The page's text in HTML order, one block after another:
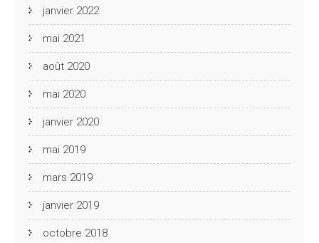
janvier 2022
mai 2021
août 2020
mai 2020
janvier 2020
mai 2019
mars 2019
janvier 2019
octobre 2018